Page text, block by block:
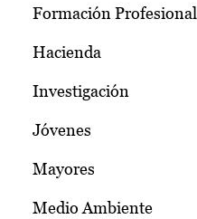
Formación Profesional
Hacienda
Investigación
Jóvenes
Mayores
Medio Ambiente